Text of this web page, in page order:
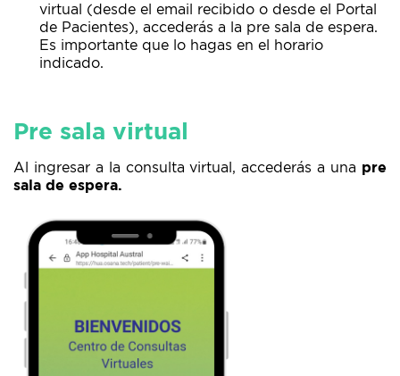
virtual (desde el email recibido o desde el Portal
de Pacientes), accederás a la pre sala de espera.
Es importante que lo hagas en el horario
indicado.
Pre sala virtual
Al ingresar a la consulta virtual, accederás a una pre
sala de espera.